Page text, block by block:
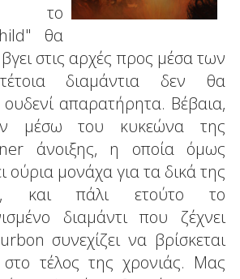
το
θα
στις αρχές προς μέσα των
διαμάντια δεν θα
απαρατήρητα. Βέβαια,
μέσω του κυκεώνα της
άνοιξης, η οποία όμως
ούρια μονάχα για τα δικά της
και πάλι ετούτο το
διαμάντι που ζέχνει
συνεχίζει να βρίσκεται
τέλος της χρονιάς. Μας